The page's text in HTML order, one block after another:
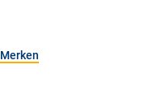
Merken